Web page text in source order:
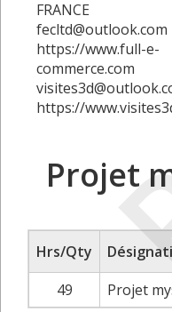
FRANCE
fecltd@outlook.com
https://www.full-e-
commerce.com
https://
Projet
Hrs/Qty
49
Projet